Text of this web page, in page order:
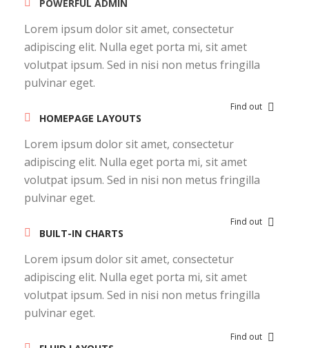
POWERFUL ADMIN
Lorem ipsum dolor sit amet, consectetur
adipiscing elit. Nulla eget porta mi, sit amet
volutpat ipsum. Sed in nisi non metus fringilla
pulvinar eget.
Find out
HOMEPAGE LAYOUTS
Lorem ipsum dolor sit amet, consectetur
adipiscing elit. Nulla eget porta mi, sit amet
volutpat ipsum. Sed in nisi non metus fringilla
pulvinar eget.
Find out
BUILT-IN CHARTS
Lorem ipsum dolor sit amet, consectetur
adipiscing elit. Nulla eget porta mi, sit amet
volutpat ipsum. Sed in nisi non metus fringilla
pulvinar eget.
Find out